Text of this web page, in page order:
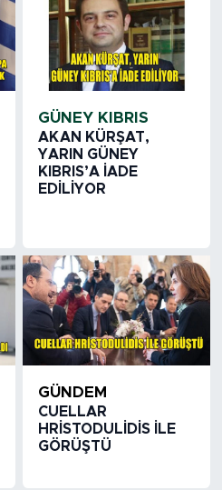
GÜNEY KIBRIS
AKAN KÜRŞAT,
YARIN GÜNEY
KIBRIS’A İADE
EDİLİYOR
GÜNDEM
CUELLAR
HRİSTODULİDİS İLE
GÖRÜŞTÜ